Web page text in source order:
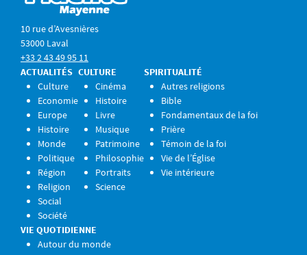
10 rue d’Avesnières
53000 Laval
+33 2 43 49 95 11
ACTUALITÉS
Culture
Economie
Europe
Histoire
Monde
Politique
Région
Religion
Social
Société
CULTURE
Cinéma
Histoire
Livre
Musique
Patrimoine
Philosophie
Portraits
Science
SPIRITUALITÉ
Autres religions
Bible
Fondamentaux de la foi
Prière
Témoin de la foi
Vie de l’Église
Vie intérieure
VIE QUOTIDIENNE
Autour du monde